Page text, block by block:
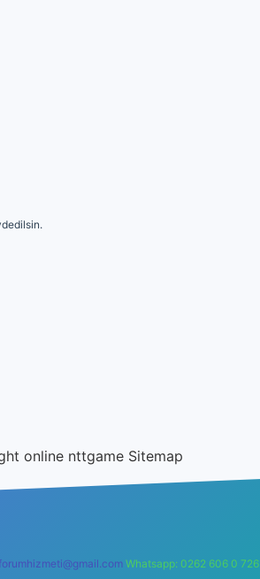
online nttgame Sitemap
forumhizmeti@gmail.com Whatsapp: 0262 606 0 726